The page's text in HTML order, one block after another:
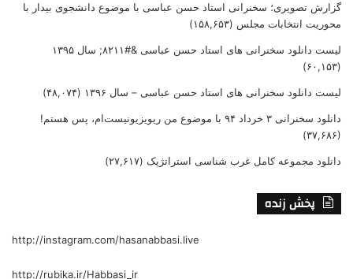
گزارش تصویری؛ سخنرانی استاد حسن عباسی با موضوع دانشجوی بیدار با
محوریت انتخابات مجلس (۱۵۸,۶۵۳)
لیست دانلود سخنرانی های استاد حسن عباسی &#۸۲۱۱; سال ۱۳۹۵
(۶۰,۱۵۳)
لیست دانلود سخنرانی های استاد حسن عباسی – سال ۱۳۹۶ (۴۸,۰۷۴)
دانلود سخنرانی ۳ خرداد ۹۴ با موضوع من ریویزیونیست‌ام، پس هستم!
(۳۷,۶۸۶)
دانلود مجموعه کامل غرب شناسی استراتژیک (۲۷,۶۱۷)
پخش زنده
http://instagram.com/hasanabbasi.live
http://rubika.ir/Habbasi_ir